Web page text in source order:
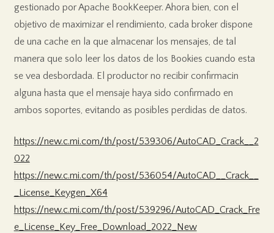
gestionado por Apache BookKeeper. Ahora bien, con el
objetivo de maximizar el rendimiento, cada broker dispone
de una cache en la que almacenar los mensajes, de tal
manera que solo leer los datos de los Bookies cuando esta
se vea desbordada. El productor no recibir confirmacin
alguna hasta que el mensaje haya sido confirmado en
ambos soportes, evitando as posibles perdidas de datos.
https://new.c.mi.com/th/post/539306/AutoCAD_Crack__2
022
https://new.c.mi.com/th/post/536054/AutoCAD__Crack__
_License_Keygen_X64
https://new.c.mi.com/th/post/539296/AutoCAD_Crack_Fre
e_License_Key_Free_Download_2022_New